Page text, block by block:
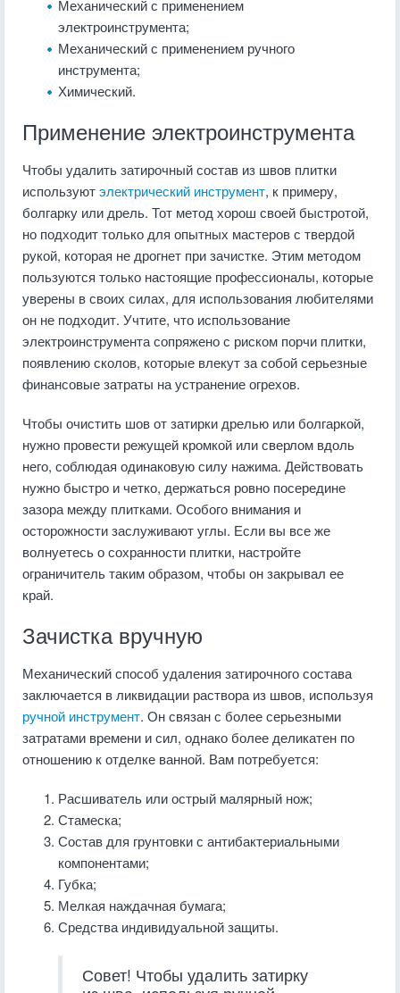
Механический с применением
электроинструмента;
Механический с применением ручного
инструмента;
Химический.
Применение электроинструмента
Чтобы удалить затирочный состав из швов плитки
используютэлектрический инструмент, к примеру,
болгарку или дрель. Тот метод хорош своей быстротой,
но подходит только для опытных мастеров с твердой
рукой, которая не дрогнет при зачистке. Этим методом
пользуются только настоящие профессионалы, которые
уверены в своих силах, для использования любителями
он не подходит. Учтите, что использование
электроинструмента сопряжено с риском порчи плитки,
появлению сколов, которые влекут за собой серьезные
финансовые затраты на устранение огрехов.
Чтобы очистить шов от затирки дрелью или болгаркой,
нужно провести режущей кромкой или сверлом вдоль
него, соблюдая одинаковую силу нажима. Действовать
нужно быстро и четко, держаться ровно посередине
зазора между плитками. Особого внимания и
осторожности заслуживают углы. Если вы все же
волнуетесь о сохранности плитки, настройте
ограничитель таким образом, чтобы он закрывал ее
край.
Зачистка вручную
Механический способ удаления затирочного состава
заключается в ликвидации раствора из швов, используя
ручной инструмент. Он связан с более серьезными
затратами времени и сил, однако более деликатен по
отношению к отделке ванной. Вам потребуется:
Расшиватель или острый малярный нож;
Стамеска;
Состав для грунтовки с антибактериальными
компонентами;
Губка;
Мелкая наждачная бумага;
Средства индивидуальной защиты.
Совет! Чтобы удалить затирку